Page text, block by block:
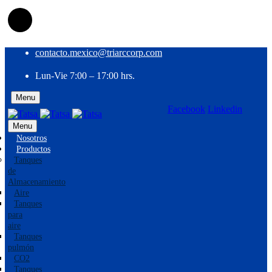
contacto.mexico@triarccorp.com
Lun-Vie 7:00 – 17:00 hrs.
Menu
EN
Facebook Linkedin
Menu
Nosotros
Productos
Tanques
de
Almacenamiento
Aire
Tanques
para
aire
Tanques
pulmón
CO2
Tanques